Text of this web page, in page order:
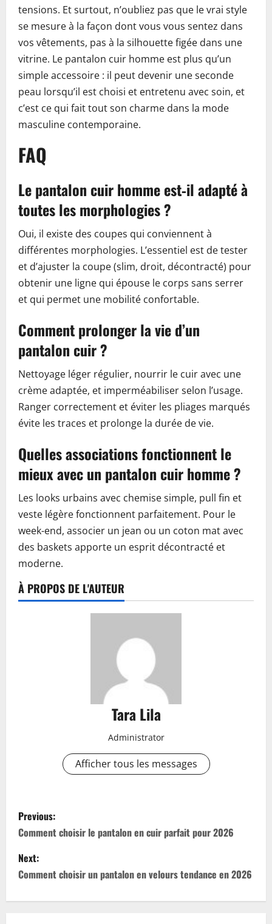
tensions. Et surtout, n’oubliez pas que le vrai style
se mesure à la façon dont vous vous sentez dans
vos vêtements, pas à la silhouette figée dans une
vitrine. Le pantalon cuir homme est plus qu’un
simple accessoire : il peut devenir une seconde
peau lorsqu’il est choisi et entretenu avec soin, et
c’est ce qui fait tout son charme dans la mode
masculine contemporaine.
FAQ
Le pantalon cuir homme est‑il adapté à
toutes les morphologies ?
Oui, il existe des coupes qui conviennent à
différentes morphologies. L’essentiel est de tester
et d’ajuster la coupe (slim, droit, décontracté) pour
obtenir une ligne qui épouse le corps sans serrer
et qui permet une mobilité confortable.
Comment prolonger la vie d’un
pantalon cuir ?
Nettoyage léger régulier, nourrir le cuir avec une
crème adaptée, et imperméabiliser selon l’usage.
Ranger correctement et éviter les pliages marqués
évite les traces et prolonge la durée de vie.
Quelles associations fonctionnent le
mieux avec un pantalon cuir homme ?
Les looks urbains avec chemise simple, pull fin et
veste légère fonctionnent parfaitement. Pour le
week-end, associer un jean ou un coton mat avec
des baskets apporte un esprit décontracté et
moderne.
À PROPOS DE L'AUTEUR
Tara Lila
Administrator
Afficher tous les messages
P
o
s
t
Previous:
Comment choisir le pantalon en cuir parfait pour 2026
Next:
Comment choisir un pantalon en velours tendance en 2026